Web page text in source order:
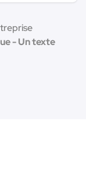
- Un texte